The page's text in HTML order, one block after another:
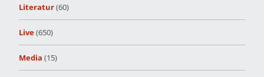
Literatur(60)
Live(650)
Media (15)